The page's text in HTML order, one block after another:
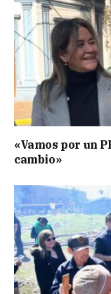
«Vamos por un
cambio»